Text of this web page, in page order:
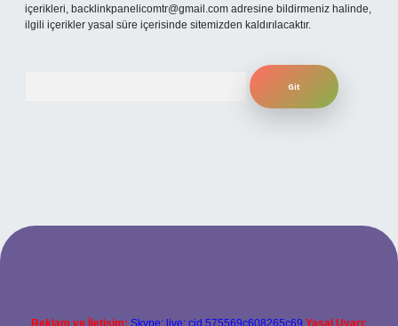
içerikleri, backlinkpanelicomtr@gmail.com adresine bildirmeniz halinde,
ilgili içerikler yasal süre içerisinde sitemizden kaldırılacaktır.
Reklam ve İletişim: Skype: live:.cid.575569c608265c69 Yasal Uyarı: